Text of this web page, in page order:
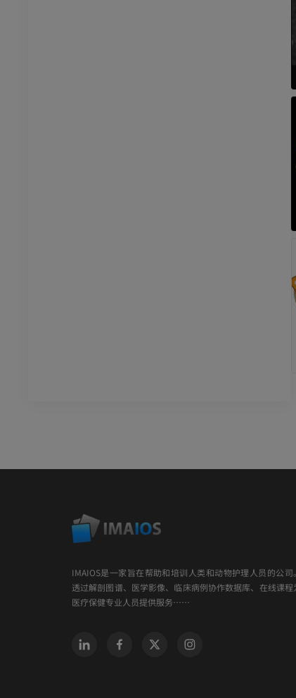
IMAIOS是一家旨在帮助和培训人类和动物护理人员的公司。
透过解剖图谱、医学影像、临床病例协作数据库、在线课程
医疗保健专业人员提供服务……